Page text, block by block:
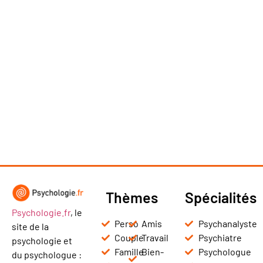
Psychologie.fr, le
site de la
psychologie et
du psychologue :
Thèmes
Perso
Couple
Famille
Amis
Travail
Bien-
Spécialités
Psychanalyste
Psychiatre
Psychologue